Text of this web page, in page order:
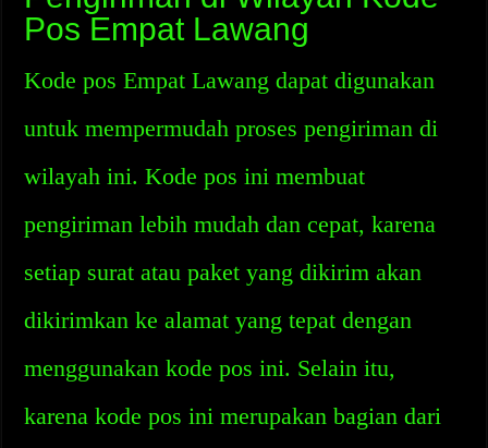
Pos Empat Lawang
Kode pos Empat Lawang dapat digunakan
untuk mempermudah proses pengiriman di
wilayah ini. Kode pos ini membuat
pengiriman lebih mudah dan cepat, karena
setiap surat atau paket yang dikirim akan
dikirimkan ke alamat yang tepat dengan
menggunakan kode pos ini. Selain itu,
karena kode pos ini merupakan bagian dari